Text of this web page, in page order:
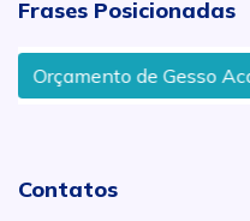
Frases Posicionadas
Orçamento de Gesso
Contatos